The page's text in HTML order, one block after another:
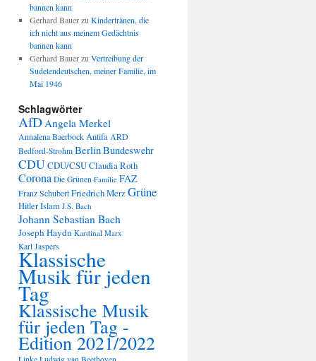
bannen kann
Gerhard Bauerzu Kindertränen, die
ich nicht aus meinem Gedächtnis
bannen kann
Gerhard Bauerzu Vertreibung der
Sudetendeutschen, meiner Familie, im
Mai 1946
Schlagwörter
AfDAngela Merkel
Annalena BaerbockAntifa ARD
Bedford-Strohm BerlinBundeswehr
CDUCDU/CSUClaudia Roth
Corona Die Grünen Familie FAZ
Franz SchubertFriedrich MerzGrüne
HitlerIslam J.S. Bach
Johann Sebastian Bach
Joseph Haydn Kardinal Marx
Karl Jaspers
Klassische
Musik für jeden
Tag
Klassische Musik
für jeden Tag -
Edition 2021/2022